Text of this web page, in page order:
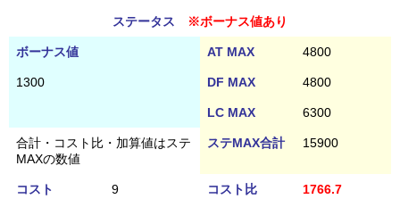
ステータス ※ボーナス値あり
ボーナス値 AT MAX 4800
1300 DF MAX 4800
LC MAX 6300
合計・コスト比・加算値はステ
MAXの数値
ステMAX合計 15900
コスト 9 コスト比 1766.7